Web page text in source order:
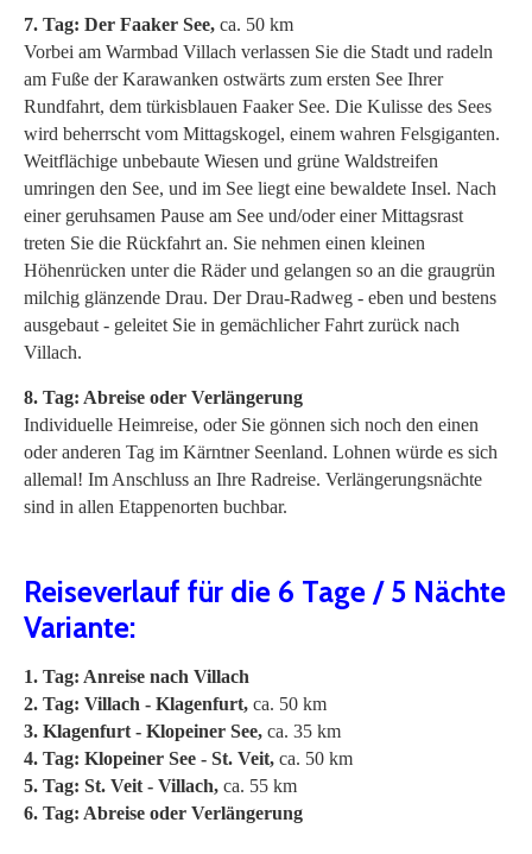
7. Tag: Der Faaker See, ca. 50 km
Vorbei am Warmbad Villach verlassen Sie die Stadt und radeln
am Fuße der Karawanken ostwärts zum ersten See Ihrer
Rundfahrt, dem türkisblauen Faaker See. Die Kulisse des Sees
wird beherrscht vom Mittagskogel, einem wahren Felsgiganten.
Weitflächige unbebaute Wiesen und grüne Waldstreifen
umringen den See, und im See liegt eine bewaldete Insel. Nach
einer geruhsamen Pause am See und/oder einer Mittagsrast
treten Sie die Rückfahrt an. Sie nehmen einen kleinen
Höhenrücken unter die Räder und gelangen so an die graugrün
milchig glänzende Drau. Der Drau-Radweg - eben und bestens
ausgebaut - geleitet Sie in gemächlicher Fahrt zurück nach
Villach.
8. Tag: Abreise oder Verlängerung
Individuelle Heimreise, oder Sie gönnen sich noch den einen
oder anderen Tag im Kärntner Seenland. Lohnen würde es sich
allemal! Im Anschluss an Ihre Radreise. Verlängerungsnächte
sind in allen Etappenorten buchbar.
Reiseverlauf für die 6 Tage / 5 Nächte
Variante:
1. Tag: Anreise nach Villach
2. Tag: Villach - Klagenfurt, ca. 50 km
3. Klagenfurt - Klopeiner See, ca. 35 km
4. Tag: Klopeiner See - St. Veit, ca. 50 km
5. Tag: St. Veit - Villach, ca. 55 km
6. Tag: Abreise oder Verlängerung